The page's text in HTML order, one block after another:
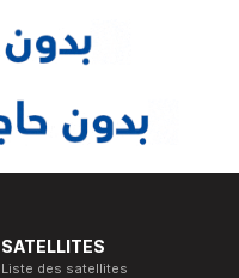
SATELLITES
Liste des satellites